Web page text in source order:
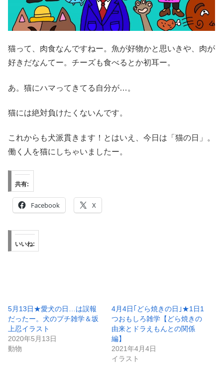
猫って、肉食なんですねー。魚が好物かと思いきや、肉が
好きだなんてー。チーズも食べるとか初耳ー。
あ。猫にハマってきてる自分が…。
猫には絶対負けたくないんです。
これからも犬派貫きます！とはいえ、今日は「猫の日」。
働く人を猫にしちゃいましたー。
共有:
Facebook X
いいね:
5月13日★愛犬の日…は誤報
だったー。犬のプチ雑学＆坂
上忍イラスト
2020年5月13日
動物
4月4日｢どら焼きの日｣★1日1
つおもしろ雑学【どら焼きの
由来とドラえもんとの関係
編】
2021年4月4日
イラスト